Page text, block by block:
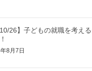
10/26】子どもの就職を考え
8月7日